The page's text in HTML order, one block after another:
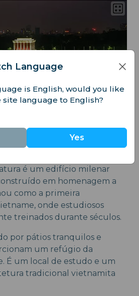
é um edifício milenar
em homenagem a
como a primeira
onde estudiosos
treinados durante séculos.
por pátios tranquilos e
um refúgio da
É um local de estudo e um
tradicional vietnamita
Language
is English, would you like
language to English?
Yes